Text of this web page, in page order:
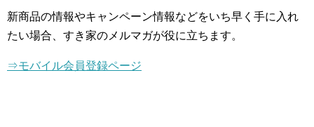
新商品の情報やキャンペーン情報などをいち早く手に入れ
たい場合、すき家のメルマガが役に立ちます。
⇒モバイル会員登録ページ